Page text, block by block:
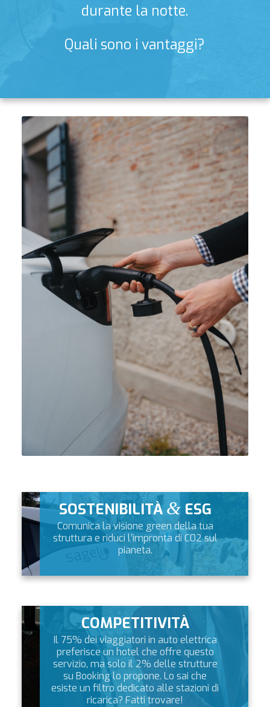
durante la notte.
Quali sono i vantaggi?
SOSTENIBILITÀ&ESG
Comunica la visione green della tua
struttura e riduci l’impronta di C02 sul
pianeta.
COMPETITIVITÀ
Il 75% dei viaggiatori in auto elettrica
preferisce un hotel che offre questo
servizio, ma solo il 2% delle strutture
su Booking lo propone. Lo sai che
esiste un filtro dedicato alle stazioni di
ricarica? Fatti trovare!